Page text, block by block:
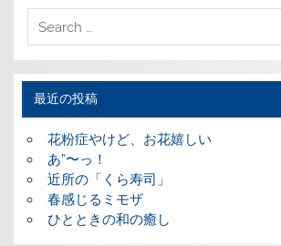
最近の投稿
花粉症やけど、お花嬉しい
あ”〜っ！
近所の「くら寿司」
春感じるミモザ
ひとときの和の癒し